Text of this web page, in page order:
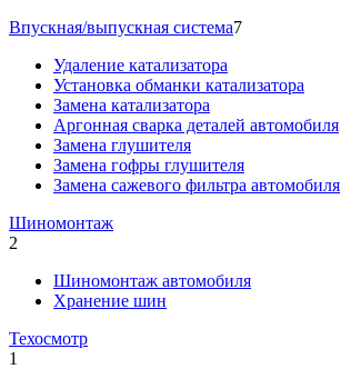
Впускная/выпускная система7
Удаление катализатора
Установка обманки катализатора
Замена катализатора
Аргонная сварка деталей автомобиля
Замена глушителя
Замена гофры глушителя
Замена сажевого фильтра автомобиля
Шиномонтаж
2
Шиномонтаж автомобиля
Хранение шин
Техосмотр
1